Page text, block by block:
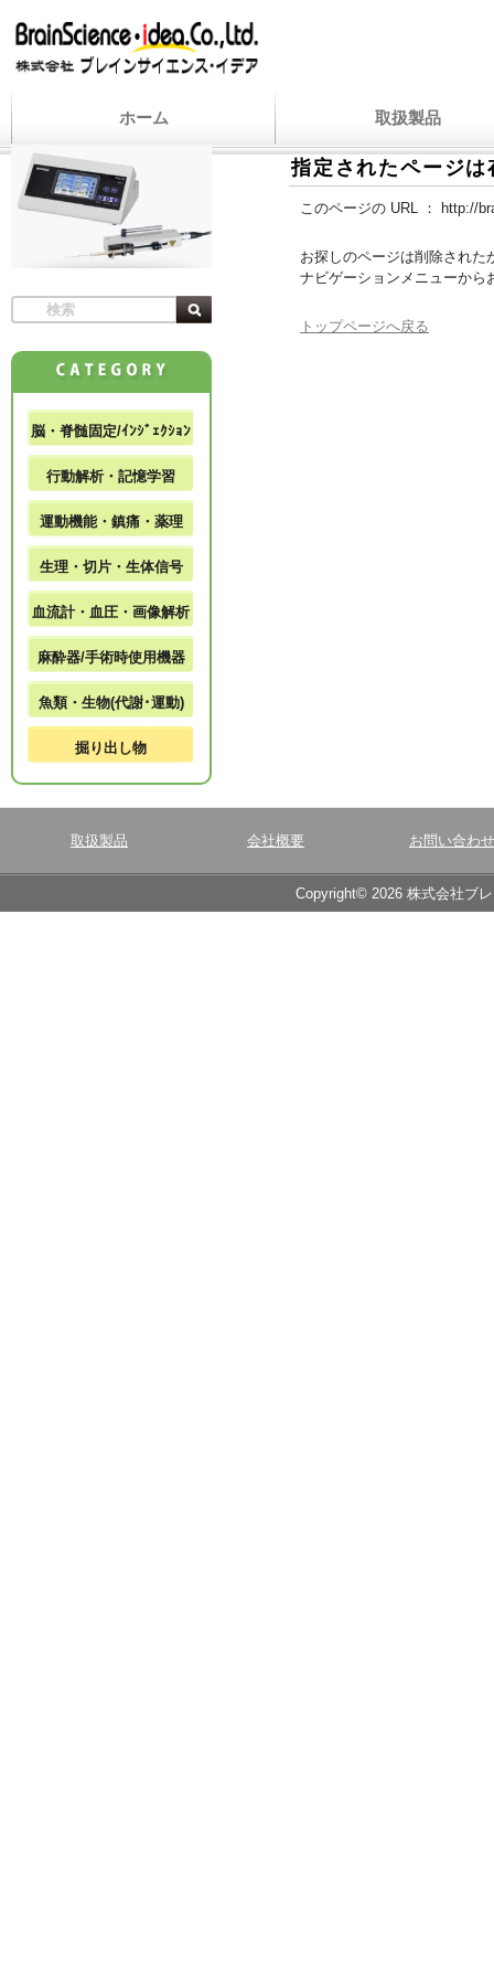
ホーム 取扱製品
指定されたページ
このページの URL ： http://
お探しのページは削除された
ナビゲーションメニューから
トップページへ戻る
脳・脊髄固定/ｲﾝｼﾞｪｸｼｮﾝ
行動解析・記憶学習
運動機能・鎮痛・薬理
生理・切片・生体信号
血流計・血圧・画像解析
麻酔器/手術時使用機器
魚類・生物(代謝･運動)
掘り出し物
取扱製品 会社概要 お問い合わせ
Copyright© 2026 株式会社ブ